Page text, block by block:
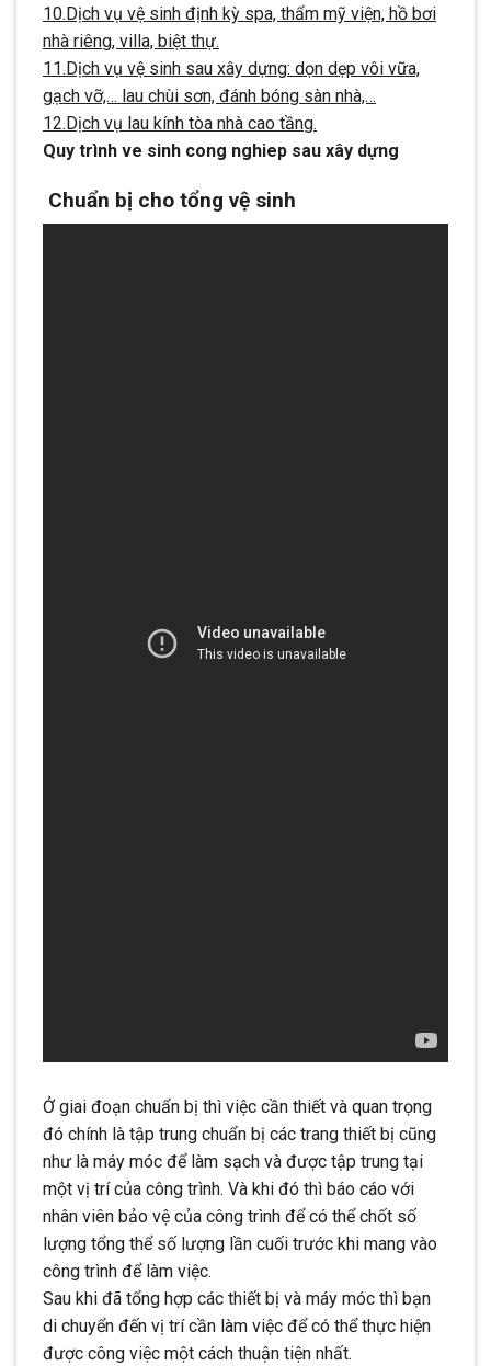
10.Dịch vụ vệ sinh định kỳ spa, thẩm mỹ viện, hồ bơi
nhà riêng, villa, biệt thự.
11.Dịch vụ vệ sinh sau xây dựng: dọn dẹp vôi vữa,
gạch vỡ,… lau chùi sơn, đánh bóng sàn nhà,…
12.Dịch vụ lau kính tòa nhà cao tầng.
Quy trình ve sinh cong nghiep sau xây dựng
Chuẩn bị cho tổng vệ sinh
Ở giai đoạn chuẩn bị thì việc cần thiết và quan trọng
đó chính là tập trung chuẩn bị các trang thiết bị cũng
như là máy móc để làm sạch và được tập trung tại
một vị trí của công trình. Và khi đó thì báo cáo với
nhân viên bảo vệ của công trình để có thể chốt số
lượng tổng thể số lượng lần cuối trước khi mang vào
công trình để làm việc.
Sau khi đã tổng hợp các thiết bị và máy móc thì bạn
di chuyển đến vị trí cần làm việc để có thể thực hiện
được công việc một cách thuận tiện nhất.